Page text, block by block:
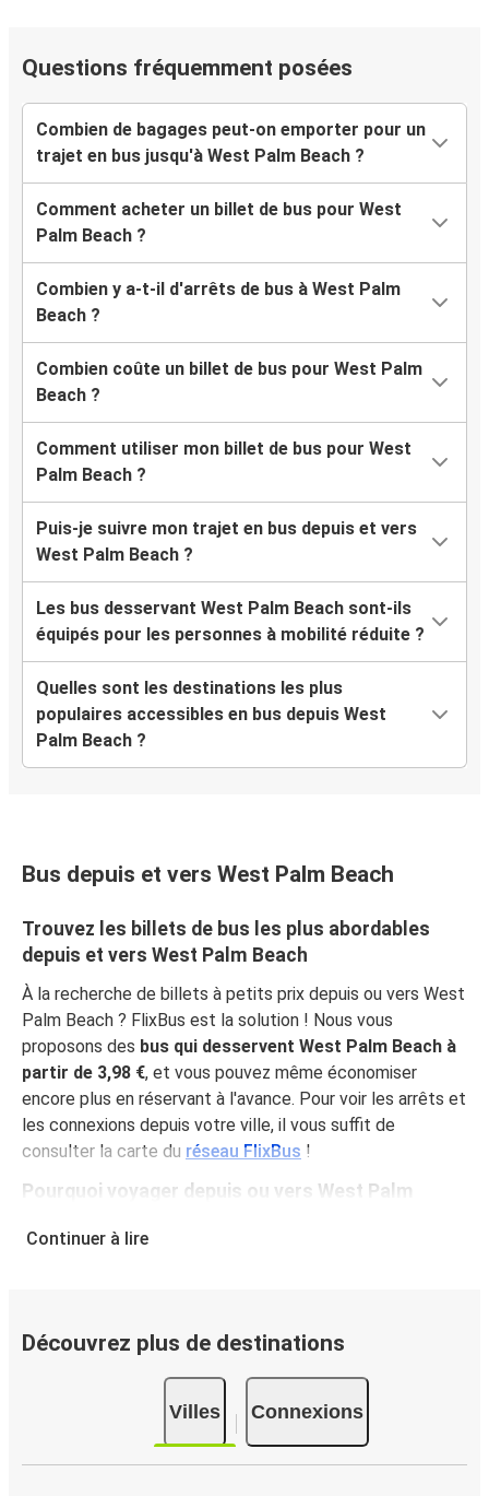
Questions fréquemment posées
Combien de bagages peut-on emporter pour un
trajet en bus jusqu'à West Palm Beach ?
Comment acheter un billet de bus pour West
Palm Beach ?
Combien y a-t-il d'arrêts de bus à West Palm
Beach ?
Combien coûte un billet de bus pour West Palm
Beach ?
Comment utiliser mon billet de bus pour West
Palm Beach ?
Puis-je suivre mon trajet en bus depuis et vers
West Palm Beach ?
Les bus desservant West Palm Beach sont-ils
équipés pour les personnes à mobilité réduite ?
Quelles sont les destinations les plus
populaires accessibles en bus depuis West
Palm Beach ?
Bus depuis et vers West Palm Beach
Trouvez les billets de bus les plus abordables
depuis et vers West Palm Beach
À la recherche de billets à petits prix depuis ou vers West
Palm Beach ? FlixBus est la solution ! Nous vous
proposons des bus qui desservent West Palm Beach à
partir de 3,98 €, et vous pouvez même économiser
encore plus en réservant à l'avance. Pour voir les arrêts et
les connexions depuis votre ville, il vous suffit de
consulter la carte du réseau FlixBus !
Pourquoi voyager depuis ou vers West Palm
confortablement depuis ou vers West Palm Beach grâce
à l'équipement à bord, notamment le Wi-Fi gratuit et les
nombreuses prises électriques à votre disposition.
Saviez-vous que vous pouvez choisir votre siège préféré
au moment de la réservation et que votre billet inclut un
bagage à main et un bagage en soute ? Avec FlixBus,
Continuer à lire
Découvrez plus de destinations
Villes Connexions